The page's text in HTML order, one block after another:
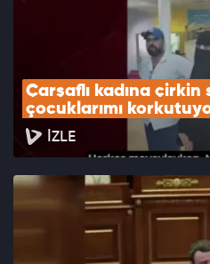
Çarşaflı kadına çirkin
çocuklarımı
İZLE